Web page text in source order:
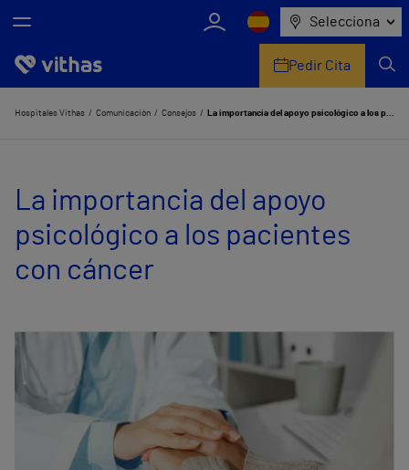
Selecciona
Nosotros
Servicios de salud
Equipo médico y asistencial
Comunicación
Pedir Cita
Hospitales Vithas Comunicación Consejos La importancia del apoyo psicológico a los pacientes con cáncer
La importancia del apoyo
psicológico a los pacientes
con cáncer